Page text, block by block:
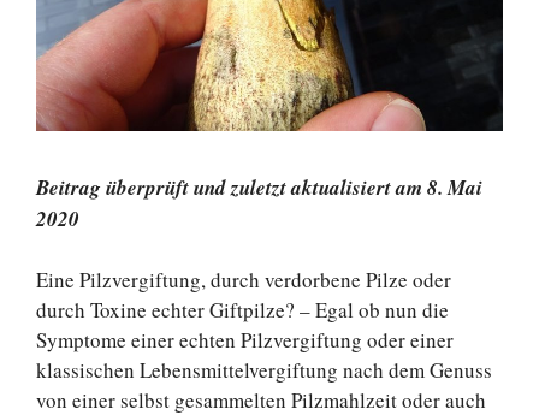
Beitrag überprüft und zuletzt aktualisiert am 8. Mai
2020
Eine Pilzvergiftung, durch verdorbene Pilze oder
durch Toxine echter Giftpilze? – Egal ob nun die
Symptome einer echten Pilzvergiftung oder einer
klassischen Lebensmittelvergiftung nach dem Genuss
von einer selbst gesammelten Pilzmahlzeit oder auch